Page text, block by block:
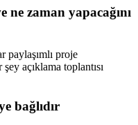
ne zaman yapacağını
paylaşımlı proje
açıklama toplantısı
bağlıdır